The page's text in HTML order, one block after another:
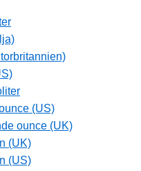
(US)
ounce (UK)
(UK)
(US)